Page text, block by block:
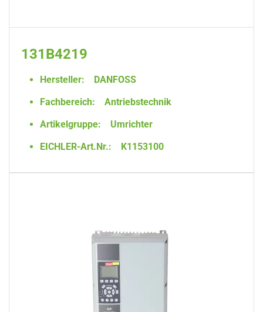
131B4219
Hersteller:
DANFOSS
Fachbereich:
Antriebstechnik
Artikelgruppe:
Umrichter
EICHLER-Art.Nr.:
K1153100